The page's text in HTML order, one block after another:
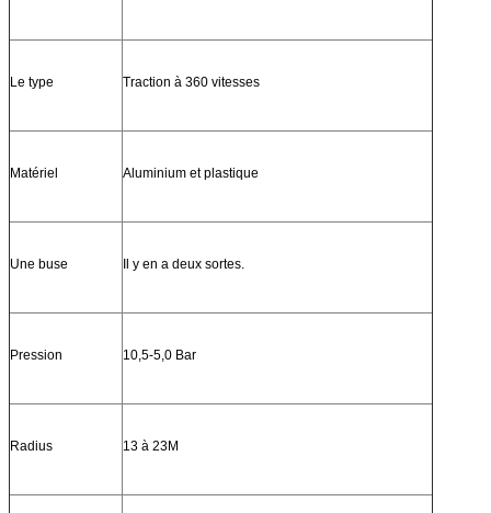
Le type Traction à 360 vitesses
Matériel Aluminium et plastique
Une buse Il y en a deux sortes.
Pression 10,5-5,0 Bar
Radius 13 à 23M